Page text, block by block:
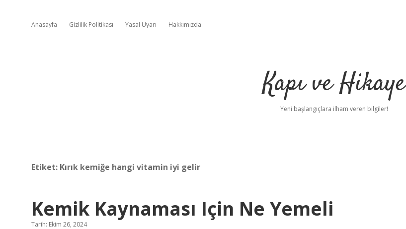
Anasayfa Gizlilik Politikası Yasal Uyarı Hakkımızda
Kapı ve Hikaye
Yeni başlangıçlara ilham veren bilgiler!
Etiket: Kırık kemiğe hangi vitamin iyi gelir
Kemik Kaynaması Için Ne Yemeli
Tarih: Ekim 26, 2024